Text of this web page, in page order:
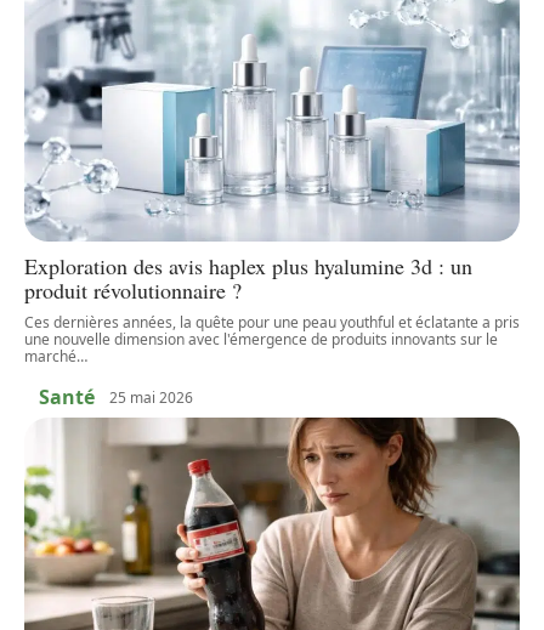
Exploration des avis haplex plus hyalumine 3d : un
produit révolutionnaire ?
Ces dernières années, la quête pour une peau youthful et éclatante a pris
une nouvelle dimension avec l'émergence de produits innovants sur le
marché…
Santé 25 mai 2026